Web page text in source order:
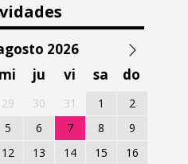
2026
mi ju vi sa do
29 30 31 1
2
5 6 7 8
9
12 13 14 15
16